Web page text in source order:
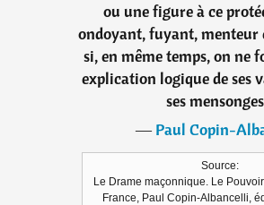
ou une figure à ce
ondoyant, fuyant, menteur
si, en même temps, on ne
explication logique de ses
ses
―Paul Copin-
Source:
Le Drame maçonnique. Le
France, Paul Copin-Albancelli,